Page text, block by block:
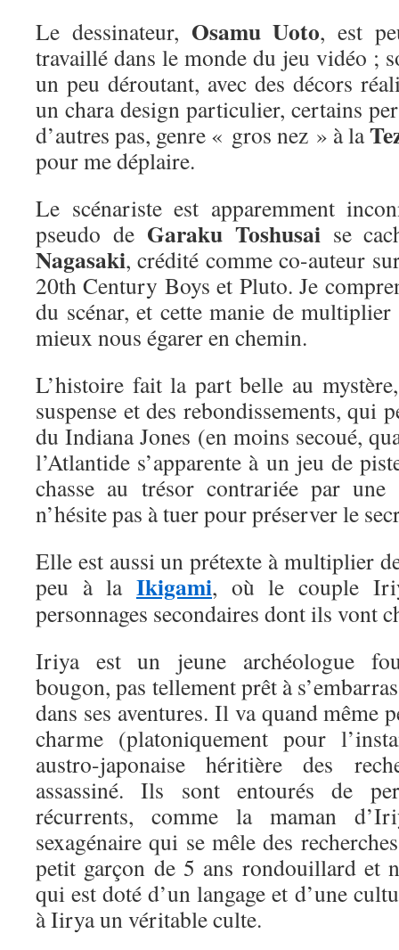
Le dessinateur, Osamu Uoto, est
travaillé dans le monde du jeu vidéo ;
un peu déroutant, avec des décors
un chara design particulier, certains
d’autres pas, genre « gros nez » à la
pour me déplaire.
Le scénariste est apparemment
pseudo de Garaku Toshusaise
Nagasaki, crédité comme co-auteur
20th Century Boys et Pluto. Je
du scénar, et cette manie de multiplier
mieux nous égarer en chemin.
L’histoire fait la part belle au
suspense et des rebondissements, qui
du Indiana Jones (en moins secoué,
l’Atlantide s’apparente à un jeu de
chasse au trésor contrariée par une
n’hésite pas à tuer pour préserver le
Elle est aussi un prétexte à multiplier
peu à la Ikigami, où le couple
personnages secondaires dont ils vont
Iriya est un jeune archéologue
bougon, pas tellement prêt à
dans ses aventures. Il va quand même
charme (platoniquement pour
austro-japonaise héritière des
assassiné. Ils sont entourés de
récurrents, comme la maman
sexagénaire qui se mêle des
petit garçon de 5 ans rondouillard et
qui est doté d’un langage et d’une
à Iirya un véritable culte.